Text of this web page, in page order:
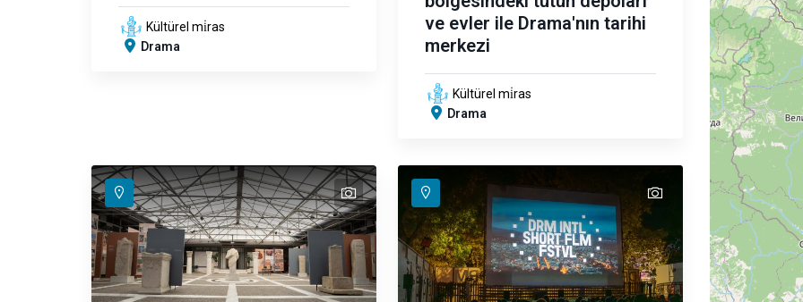
Kültürel mi̇ras
Drama
ve evler ile Drama'nın tarihi
merkezi
Kültürel mi̇ras
Drama
text
text
text